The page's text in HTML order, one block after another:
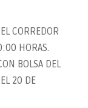
CORREDOR
HORAS.
BOLSA DEL
20 DE